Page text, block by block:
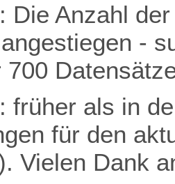
: Die Anzahl
-
700
: früher als in
für den
Vielen Dank